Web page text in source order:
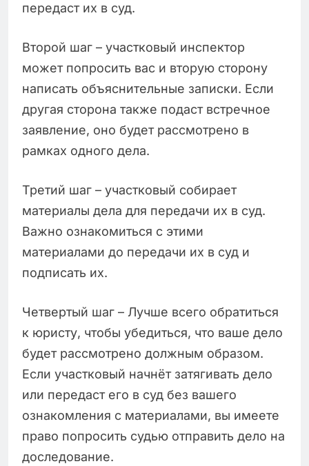
передаст их в суд.
Второй шаг – участковый инспектор
может попросить вас и вторую сторону
написать объяснительные записки. Если
другая сторона также подаст встречное
заявление, оно будет рассмотрено в
рамках одного дела.
Третий шаг – участковый собирает
материалы дела для передачи их в суд.
Важно ознакомиться с этими
материалами до передачи их в суд и
подписать их.
Четвертый шаг – Лучше всего обратиться
к юристу, чтобы убедиться, что ваше дело
будет рассмотрено должным образом.
Если участковый начнёт затягивать дело
или передаст его в суд без вашего
ознакомления с материалами, вы имеете
право попросить судью отправить дело на
доследование.